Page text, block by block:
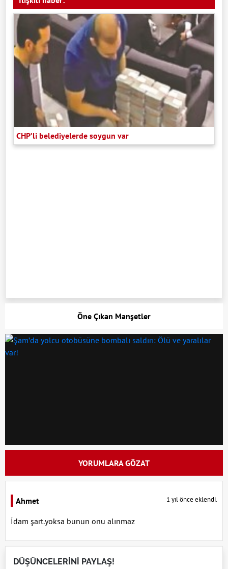
CHP’li belediyelerde soygun var
Öne Çıkan Manşetler
YORUMLARA GÖZAT
Ahmet 1 yıl önce eklendi.
İdam şart.yoksa bunun onu alınmaz
DÜŞÜNCELERİNİ PAYLAŞ!